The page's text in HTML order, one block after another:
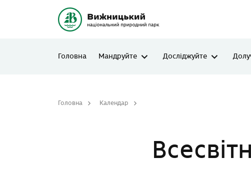
Головна Мандруйте Досліджуйте
Головна Календар